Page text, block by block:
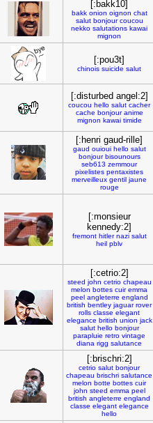
[:bakk10]
bakk onion oignon chat
salut bonjour coucou
nekko salutations kawai
mignon
[:pou3t]
chinois suicide salut
[:disturbed angel:2]
coucou hello salut cacher
cache bonjour anime
mignon kawai timide
[:henri gaud-rille]
gaud ouioui hello salut
bonjour bisounours
seb613 zemmour
pixelistes pentaxistes
merveilleux gentil jaune
rouge
[:monsieur
kennedy:2]
fremont hitler nazi salut
heil pblv
[:cetrio:2]
steed john cetrio chapeau
melon bottes cuir emma
peel angleterre england
british bentley jaguar rover
rolls classe elegant
elegance british union jack
salut hello bonjour
parapluie retro vintage
diana rigg salutance
[:brischri:2]
cetrio salut bonjour
chapeau brischri salutance
melon botte bottes cuir
john steed emma peel
british angleterre england
classe elegant elegance
hello